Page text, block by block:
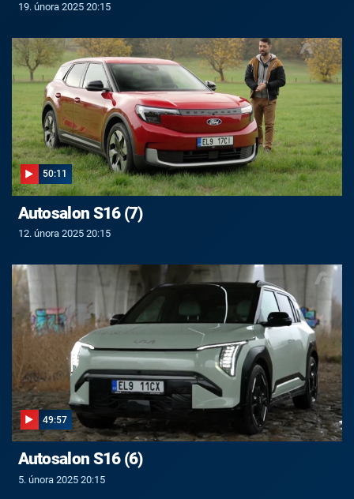
19. února 2025 20:15
50:11
Autosalon S16 (7)
12. února 2025 20:15
49:57
Autosalon S16 (6)
5. února 2025 20:15